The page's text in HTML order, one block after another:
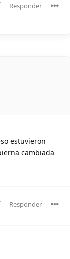
Responder
estuvieron
cambiada
Responder